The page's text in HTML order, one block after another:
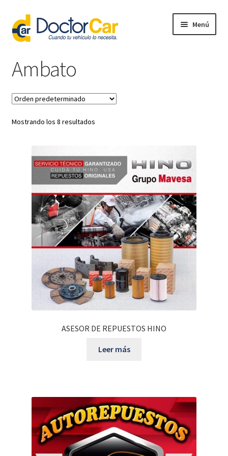
Ir
a
la
Ir
al
contenido
Menú
Ambato
Mostrando los 8 resultados
ASESOR DE REPUESTOS HINO
Leer más